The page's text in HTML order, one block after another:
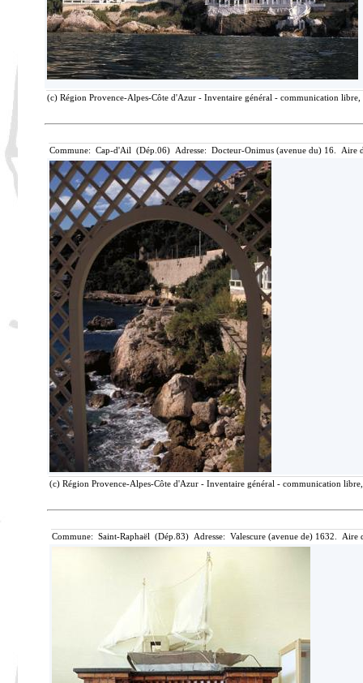
(c) Région Provence-Alpes-Côte d'Azur - Inventaire général - communication
Commune: Cap-d'Ail (Dép.06) Adresse: Docteur-Onimus (avenue du) 16. Aire
(c) Région Provence-Alpes-Côte d'Azur - Inventaire général - communication
Commune: Saint-Raphaël (Dép.83) Adresse: Valescure (avenue de) 1632. Aire